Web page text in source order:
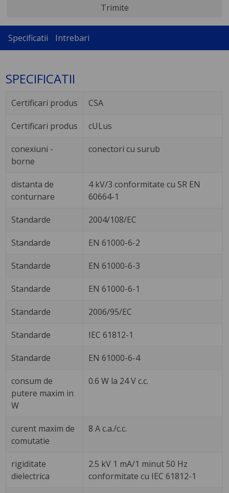
Trimite
Specificatii Intrebari
SPECIFICATII
Certificari produs CSA
Certificari produs cULus
conexiuni -
borne
conectori cu surub
distanta de
conturnare
4 kV/3 conformitate cu SR EN
60664-1
Standarde 2004/108/EC
Standarde EN 61000-6-2
Standarde EN 61000-6-3
Standarde EN 61000-6-1
Standarde 2006/95/EC
Standarde IEC 61812-1
Standarde EN 61000-6-4
consum de
putere maxim in
W
0.6 W la 24 V c.c.
curent maxim de
comutatie
8 A c.a./c.c.
rigiditate
dielectrica
2.5 kV 1 mA/1 minut 50 Hz
conformitate cu IEC 61812-1